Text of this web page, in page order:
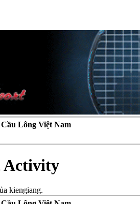
Lông Việt Nam
Activity
kiengiang.